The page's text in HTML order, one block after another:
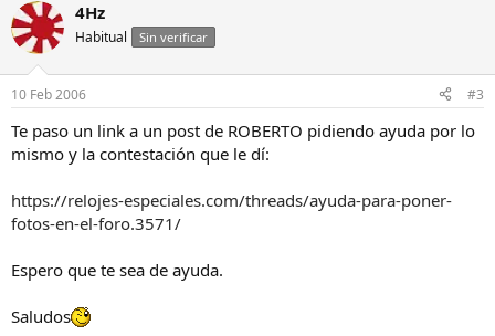
4Hz
Habitual Sin verificar
10 Feb 2006 #3
Te paso un link a un post de ROBERTO pidiendo ayuda por lo
mismo y la contestación que le dí:
https://relojes-especiales.com/threads/ayuda-para-poner-
fotos-en-el-foro.3571/
Espero que te sea de ayuda.
Saludos